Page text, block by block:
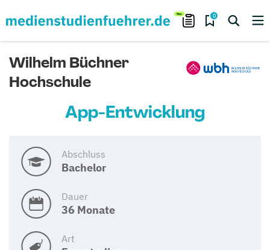
0
Wilhelm Büchner
Hochschule
App-Entwicklung
Abschluss
Bachelor
Dauer
36 Monate
Art